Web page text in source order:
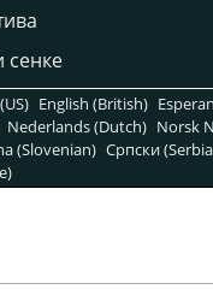
сенке
English (British)
Nederlands (Dutch) Norsk
(Slovenian) Српски